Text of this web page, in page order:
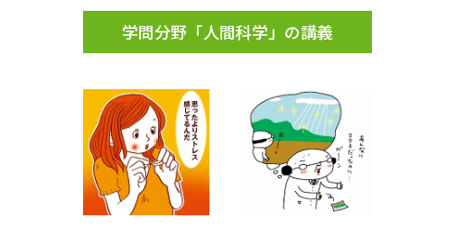
このサイトについて
学問分野「人間科学」の講義